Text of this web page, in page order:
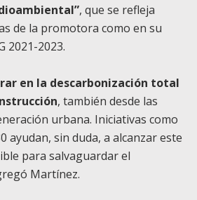
, que se refleja
de la promotora como en su
2021-2023.
en la descarbonización total
, también desde las
urbana. Iniciativas como
ayudan, sin duda, a alcanzar este
para salvaguardar el
Martínez.